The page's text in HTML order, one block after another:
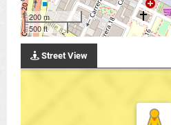
200 m
500 ft
Street View